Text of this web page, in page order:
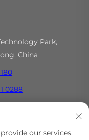
Park,
China
0288
our services.